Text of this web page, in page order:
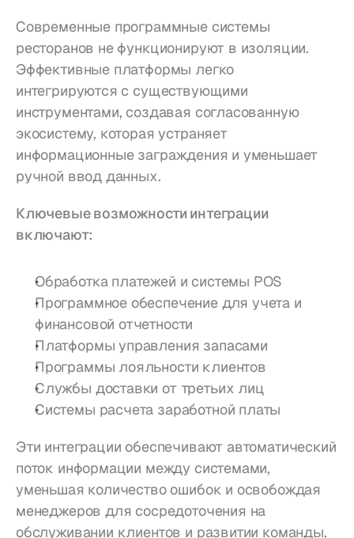
Современные программные системы
ресторанов не функционируют в изоляции.
Эффективные платформы легко
интегрируются с существующими
инструментами, создавая согласованную
экосистему, которая устраняет
информационные заграждения и уменьшает
ручной ввод данных.
Ключевые возможности интеграции
включают:
Обработка платежей и системы POS
Программное обеспечение для учета и
финансовой отчетности
Платформы управления запасами
Программы лояльности клиентов
Службы доставки от третьих лиц
Системы расчета заработной платы
Эти интеграции обеспечивают автоматический
поток информации между системами,
уменьшая количество ошибок и освобождая
менеджеров для сосредоточения на
обслуживании клиентов и развитии команды,